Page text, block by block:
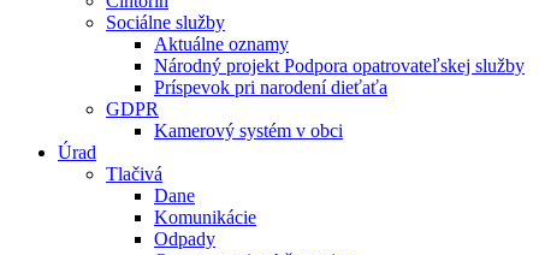
Sociálne služby
Aktuálne oznamy
Národný projekt Podpora opatrovateľskej služby
Príspevok pri narodení dieťaťa
GDPR
Kamerový systém v obci
Úrad
Tlačivá
Dane
Komunikácie
Odpady